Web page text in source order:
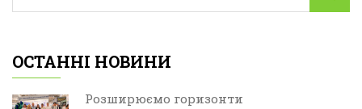
ОСТАННІ НОВИНИ
Розширюємо горизонти